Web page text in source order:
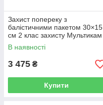
Захист попереку з
балістичними пакетом 30×15
см 2 клас захисту Мультикам
В наявності
3 475 ₴
Купити